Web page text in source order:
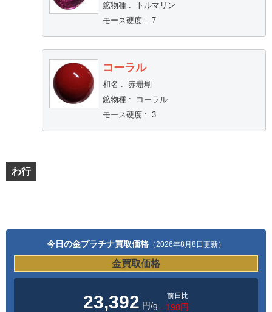
鉱物種:
トルマリン
モース硬度: 7
コーラル
和名 : 赤珊瑚
鉱物種:
コーラル
モース硬度: 3
わ行
今日の金プラチナ買取価格 （2026年8月8日更新）
金買取価格
23,392 円/g
前日比
-198円